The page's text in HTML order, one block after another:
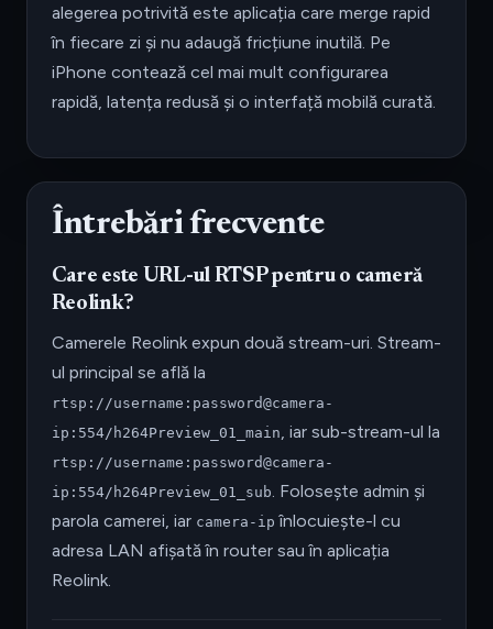
alegerea potrivită este aplicația care merge rapid
în fiecare zi și nu adaugă fricțiune inutilă. Pe
iPhone contează cel mai mult configurarea
rapidă, latența redusă și o interfață mobilă curată.
Întrebări frecvente
Care este URL-ul RTSP pentru o cameră
Reolink?
Camerele Reolink expun două stream-uri. Stream-
ul principal se află la
rtsp://username:password@camera-
ip:554/h264Preview_01_main , iar sub-stream-ul la
rtsp://username:password@camera-
ip:554/h264Preview_01_sub . Folosește admin și
parola camerei, iar camera-ip înlocuiește-l cu
adresa LAN afișată în router sau în aplicația
Reolink.